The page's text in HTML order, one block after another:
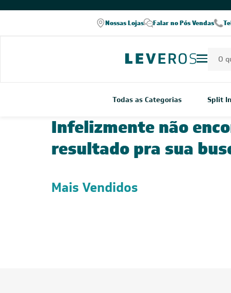
Nossas Lojas Falar no Pós Vendas
Todas as Categorias Split
Infelizmente não
resultado pra sua
Mais Vendidos